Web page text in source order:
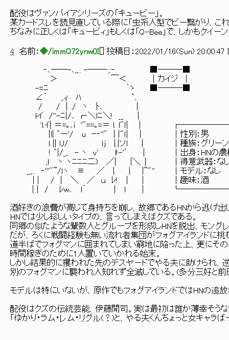
配役はヴァンパイアシリーズの「キュービー」。
某カードスレを読見直している際に「虫系人型でビー繋がり、こ
ちなみに正しくは「キュービィ」もしくは「Q-Bee」で、しかもクイ
4 名前： ◆/immO72ynw0I ] 投稿日： 2022/01/16(Sun) 20:00:47
‐､――-､,,.. -――‐;:‐ ■───■
＞ ￣＜ │カイジ │
-=ﾆ ｀ゝ ■───■
∠´ ,.ｨ ﾊ `、
/ / | ./ ヽ ﾄ､ |
lイ /''-ﾆ|/､ r‐＼lﾆ＼! __ |
'l.ｲ| ＝=｡､i '"==｡=＝ l. l"ｌ| |
|l| `ー'/ u ｰ‐''" | |"ｌ| ｜ │性別
l || U/ ｌj |.|ソl | │種族：グリーンラ
! `|/_,. - ヽ v' l!-'′ | │出身：HN
,l ヽ ヽﾆﾆﾆ二) ／| |＼. | │得意武器
_,,.. ‐'''"~/lヽ ≡ ／ | | |~"'' │モデル
| | / | ＼ ／ ｕ ﾚ! | | │趣味
| | / ﾚw､ l´ | l |
酒好きの浪費が高じて身持ちを崩し、故郷であるHNから逃げ出
HNでは少し珍しいタイプの、言ってしまえばクズである。
同郷の似たような輩数人とグループを形成しHNを脱出、モング
だが、ろくに戦闘経験も無い流れ者集団がフォグアイランドに
道半ばでフォグマンに囲まれてしまい窮地に陥った上、更にそ
時間稼ぎのために1人置いていかれる始末。
しかし結果的に攫われた先のデスヤードでやる夫に助けられ、
別のフォグマンに襲われ人知れず全滅している。(多分三好と前
モデルは特にいないが、原作でもフォグアイランドではHNの追
配役はクズの伝統芸能、伊藤開司。実は最初は誰か薄幸そうな
「ゆかり・ラム・レム・リグル(？)と、やる夫くんちょっと女キャ